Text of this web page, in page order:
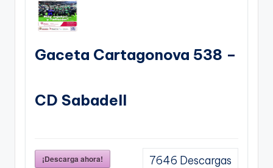
Gaceta Cartagonova 538 –
CD Sabadell
¡Descarga ahora! 7646 Descargas